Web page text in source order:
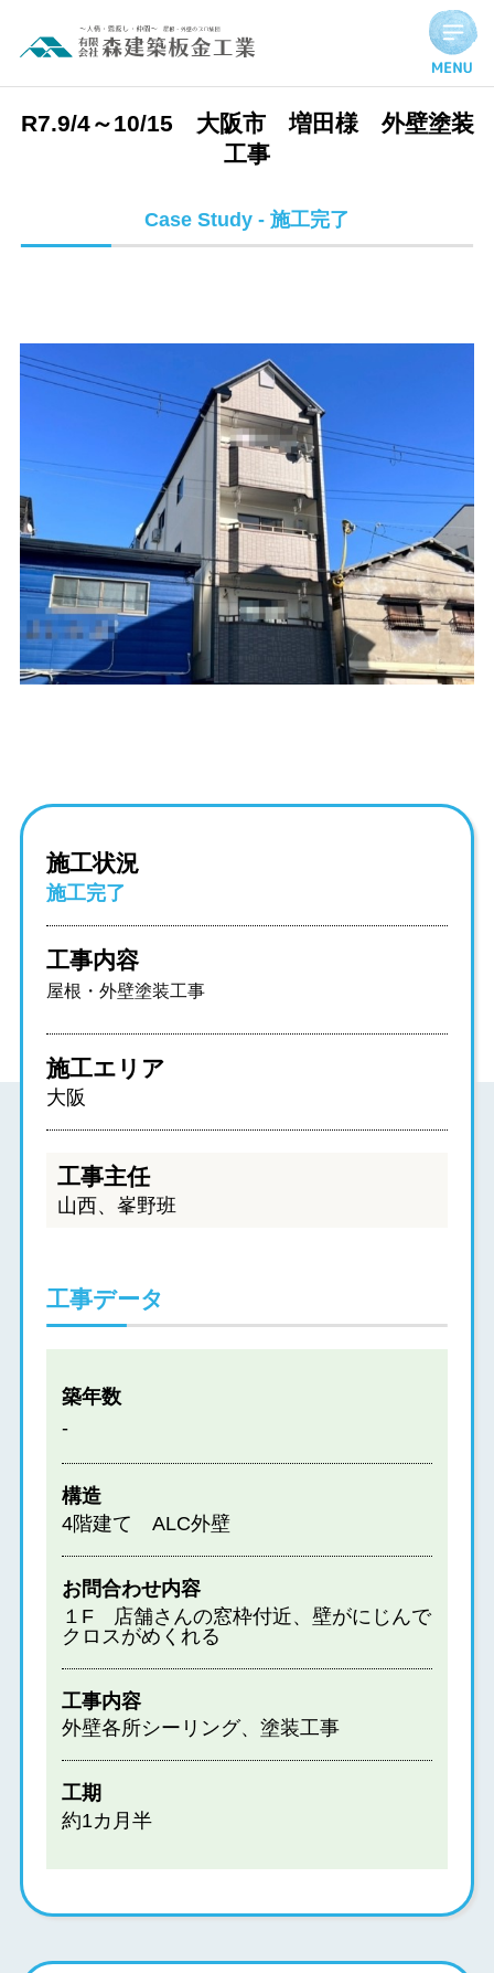
R7.9/4～10/15 大阪市 増田様 外壁塗装工事 | 施工完了実
R7.9/4～10/15 大阪市 増田様 外壁塗装
工事
Case Study - 施工完了
施工状況
施工完了
工事内容
屋根・外壁塗装工事
施工エリア
大阪
工事主任
山西、峯野班
工事データ
築年数
‐
構造
4階建て ALC外壁
お問合わせ内容
１F 店舗さんの窓枠付近、壁がにじんで
クロスがめくれる
工事内容
外壁各所シーリング、塗装工事
工期
約1カ月半